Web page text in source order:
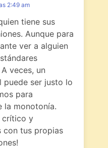
2:49 am
tiene sus
Aunque para
ver a alguien
veces, un
puede ser justo lo
para
la monotonía.
crítico y
con tus propias